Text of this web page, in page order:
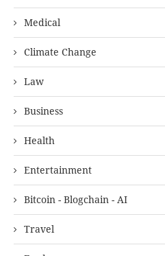
Medical
Climate Change
Law
Business
Health
Entertainment
Bitcoin - Blogchain - AI
Travel